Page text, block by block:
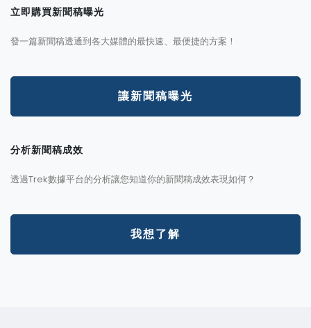
立即購買新聞稿曝光
發一篇新聞稿透通到各大媒體的最快速、最便捷的方案！
讓新聞稿曝光
分析新聞稿成效
透過Trek數據平台的分析讓您知道你的新聞稿成效表現如何？
我想了解